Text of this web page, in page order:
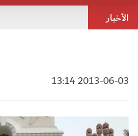
الأخبار
2013-06-03 13:14